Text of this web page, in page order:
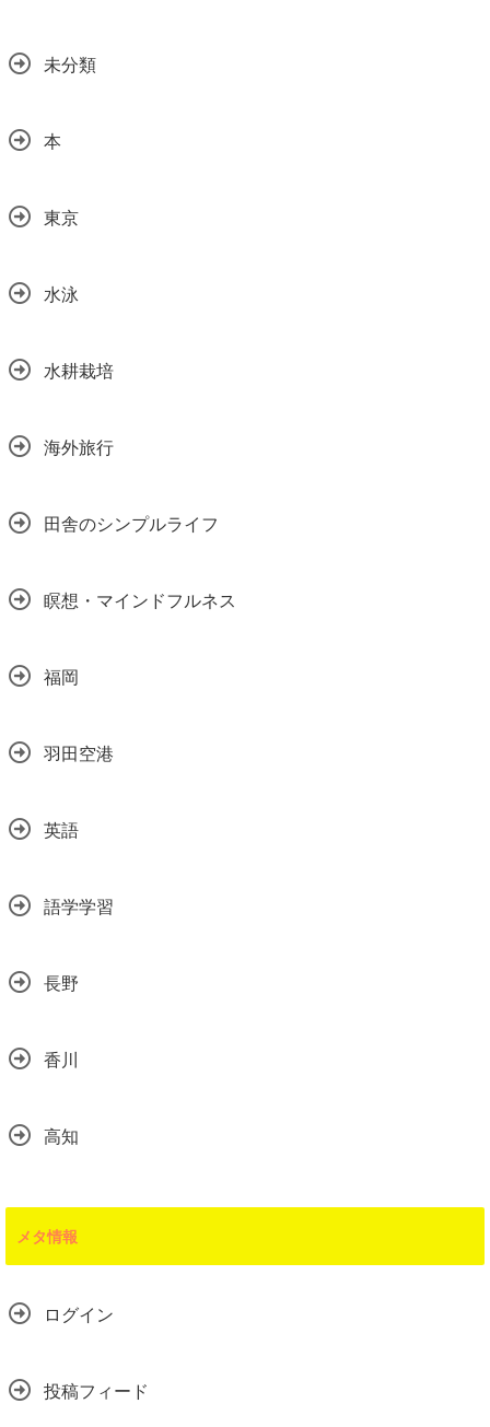
未分類
本
東京
水泳
水耕栽培
海外旅行
田舎のシンプルライフ
瞑想・マインドフルネス
福岡
羽田空港
英語
語学学習
長野
香川
高知
メタ情報
ログイン
投稿フィード